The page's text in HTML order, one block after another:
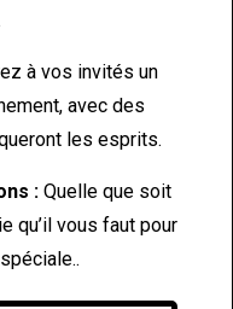
à vos invités un
avec des
les esprits.
:Quelle que soit
qu’il vous faut pour